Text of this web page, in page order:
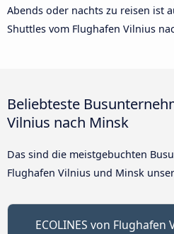
Abends oder nachts zu reisen ist
Shuttles vom Flughafen Vilnius
Beliebteste
Vilnius nach Minsk
Das sind die meistgebuchten
Flughafen Vilnius und Minsk
ECOLINES von Flughafen